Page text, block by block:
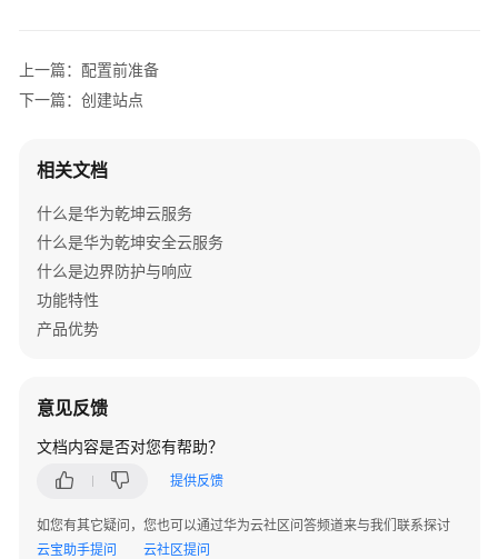
组
场
景
AR+交
机
+AP
组
景
防
火
+交
换
上一篇：配置前准备
下一篇：创建站点
相关文档
什么是华为乾坤云服务
什么是华为乾坤安全云服务
什么是边界防护与响应
功能特性
产品优势
意见反馈
文档内容是否对您有帮助？
提供反馈
如您有其它疑问，您也可以通过华为云社区问答频道来与我们联系探讨
云宝助手提问
云社区提问